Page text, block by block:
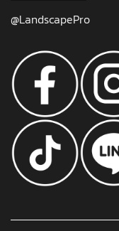
@LandscapePro